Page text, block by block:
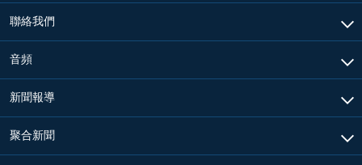
聯絡我們
音頻
新聞報導
聚合新聞